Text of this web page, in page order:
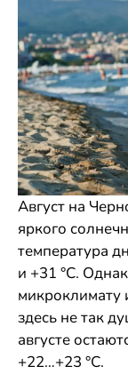
Август на
яркого
температура
и +31 °С.
микроклимату
здесь не так
августе
+22…+23 °С.